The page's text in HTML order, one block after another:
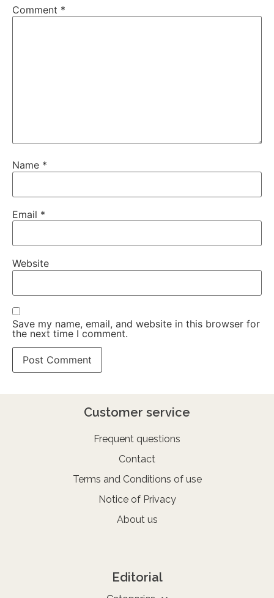
Comment *
Name *
Email *
Website
Save my name, email, and website in this browser for
the next time I comment.
Customer service
Frequent questions
Contact
Terms and Conditions of use
Notice of Privacy
About us
Editorial